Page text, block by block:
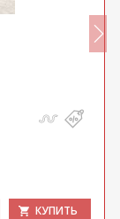
КУПИТЬ